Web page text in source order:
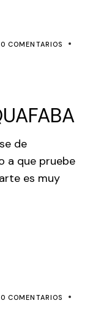
0 COMENTARIOS
de
a que pruebe
es muy
0 COMENTARIOS